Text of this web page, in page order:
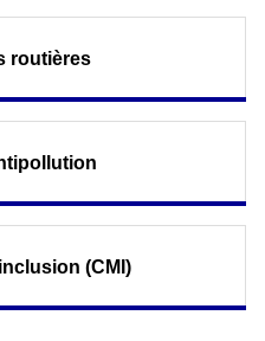
routières
(CMI)